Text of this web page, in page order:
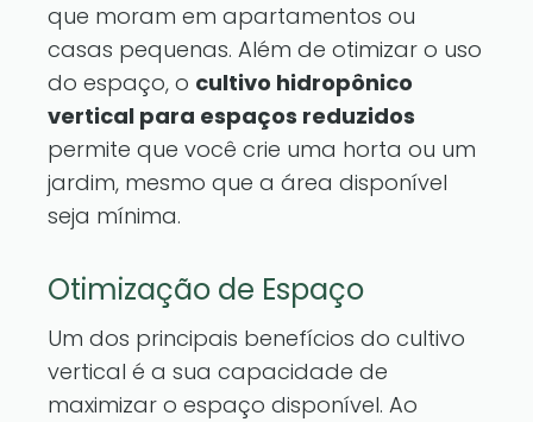
que moram em apartamentos ou
casas pequenas. Além de otimizar o uso
do espaço, o cultivo hidropônico
vertical para espaços reduzidos
permite que você crie uma horta ou um
jardim, mesmo que a área disponível
seja mínima.
Otimização de Espaço
Um dos principais benefícios do cultivo
vertical é a sua capacidade de
maximizar o espaço disponível. Ao